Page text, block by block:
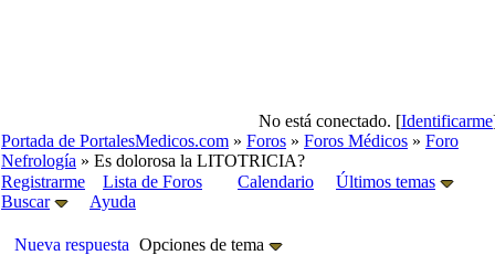
No está conectado. [Identificarme
Portada de PortalesMedicos.com » Foros » Foros Médicos » Foro
Nefrología » Es dolorosa la LITOTRICIA?
Registrarme
Lista de Foros Calendario
Últimos temas
Buscar
Ayuda
Nueva respuesta Opciones de tema